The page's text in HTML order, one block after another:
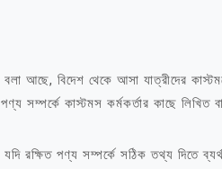
আছে, বিদেশ থেকে আসা যাত্রীদের
সম্পর্কে কাস্টমস কর্মকর্তার কাছে লিখিত
রক্ষিত পণ্য সম্পর্কে সঠিক তথ্য দিতে